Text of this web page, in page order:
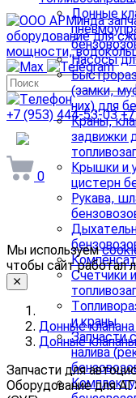
+7 (953) 444-53-03
0
Донные
Насосы
(замки,
них) для
Краны,
задвижки
Крышки и
цистерн
Рукава,
Счетчики
и краны
Запчасти
налива
Мы используем
чтобы сайт работал
Донные
Донные
Запчасти для
Оборудование для